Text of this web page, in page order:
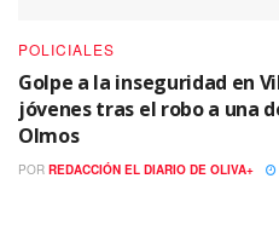
POLICIALES
Golpe a la inseguridad en
jóvenes tras el robo a una
Olmos
POR REDACCIÓN EL DIARIO DE OLIVA+